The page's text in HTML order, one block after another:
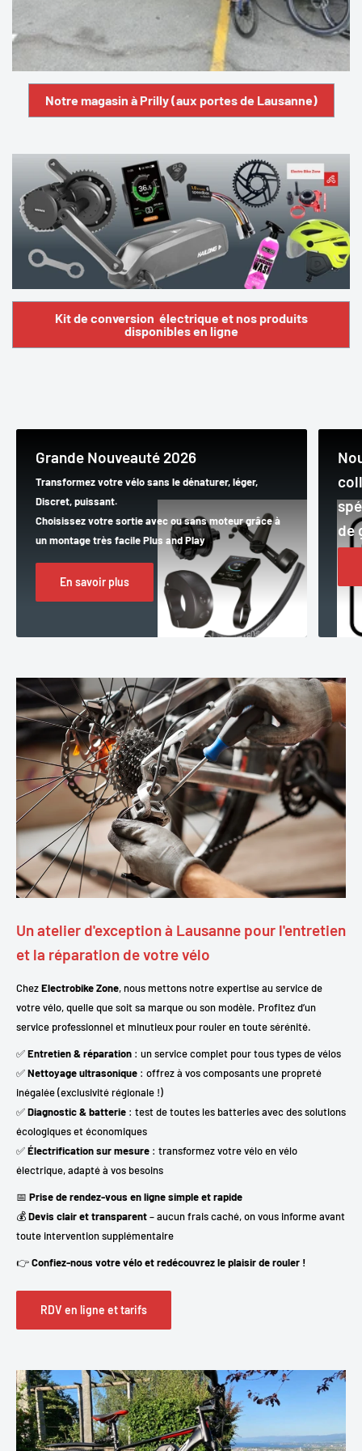
Notre magasin à Prilly (aux portes de Lausanne)
Kit de conversion électrique et nos produits
disponibles en ligne
Grande Nouveauté 2026
Transformez votre vélo sans le dénaturer, léger,
Discret, puissant.
Choisissez votre sortie avec ou sans moteur grâce à
un montage très facile Plus and Play
En savoir plus
de
Un atelier d'exception à Lausanne pour l'entretien
et la réparation de votre vélo
ChezElectrobike Zone, nous mettons notre expertise au service de
votre vélo, quelle que soit sa marque ou son modèle. Profitez d’un
service professionnel et minutieux pour rouler en toute sérénité.
✅Entretien & réparation : un service complet pour tous types de vélos
✅Nettoyage ultrasonique : offrez à vos composants une propreté
inégalée (exclusivité régionale !)
✅Diagnostic & batterie : test de toutes les batteries avec des solutions
écologiques et économiques
✅Électrification sur mesure : transformez votre vélo en vélo
électrique, adapté à vos besoins
📅 Prise de rendez-vous en ligne simple et rapide
💰Devis clair et transparent– aucun frais caché, on vous informe avant
toute intervention supplémentaire
👉Confiez-nous votre vélo et redécouvrez le plaisir de rouler !
RDV en ligne et tarifs